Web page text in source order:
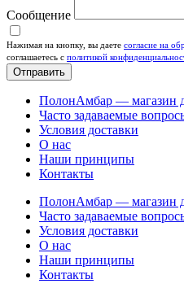
Сообщение
Нажимая на кнопку, вы даете согласие на
соглашаетесь c политикой
Отправить
ПолонАмбар — магазин
Часто задаваемые
Условия доставки
О нас
Наши принципы
Контакты
ПолонАмбар — магазин
Часто задаваемые
Условия доставки
О нас
Наши принципы
Контакты